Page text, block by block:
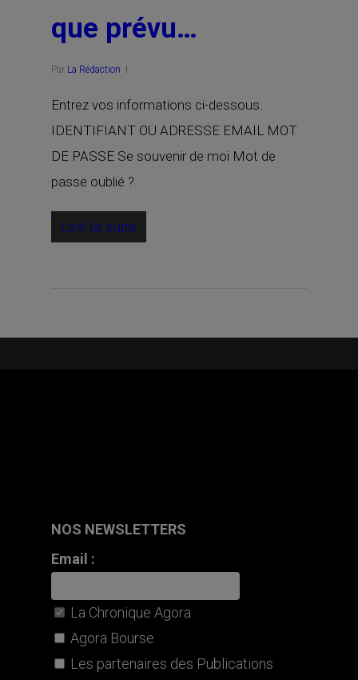
que prévu…
Par La Rédaction
Entrez vos informations ci-dessous.
IDENTIFIANT OU ADRESSE EMAIL MOT
DE PASSE Se souvenir de moi Mot de
passe oublié ?
Lire la suite
NOS NEWSLETTERS
Email :
La Chronique Agora
Agora Bourse
Les partenaires des Publications